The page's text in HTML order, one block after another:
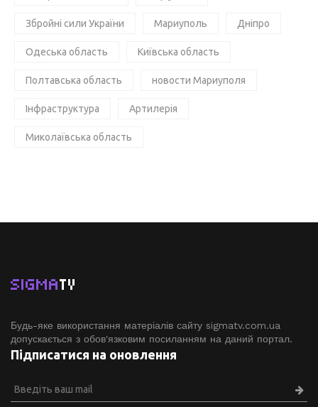
Збройні сили України Мариуполь Дніпро
Одеська область Київська область
Полтавська область новости Мариуполя
Інфраструктура Артилерія
Миколаївська область
SIGMATV
Будь-яке використання матеріалів сайту sigmatv.com.ua
допускається з обов'язковим посиланням на даний портал.
Підписатися на оновлення